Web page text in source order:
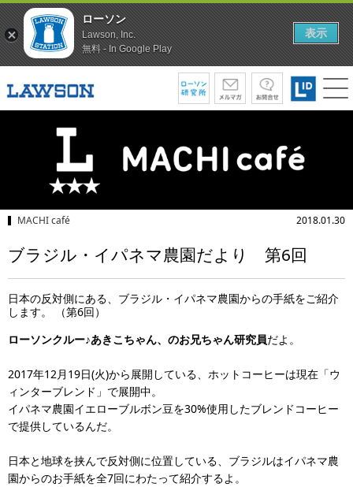
MACHI café 2018.01.30
ブラジル・イパネマ農園だより 第6回
日本の反対側にある、ブラジル・イパネマ農園からの手紙をご紹介
します。 （第6回）
ローソンクルー♪あきこちゃん、のお兄ちゃん研究員だよ。
2017年12月19日(火)から展開している、ホットコーヒーは現在「ウ
ィンターブレンド」で展開中。
イパネマ農園イエローブルボン豆を30%使用したブレンドコーヒー
で提供しているんだ。
日本と地球を挟んで反対側に位置している、ブラジルはイパネマ農
園からのお手紙を全7回にわたって紹介するよ。
ローソン
Lawson, Inc.
無料 - In Google Play
表示